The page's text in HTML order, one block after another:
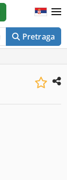
Pretraga